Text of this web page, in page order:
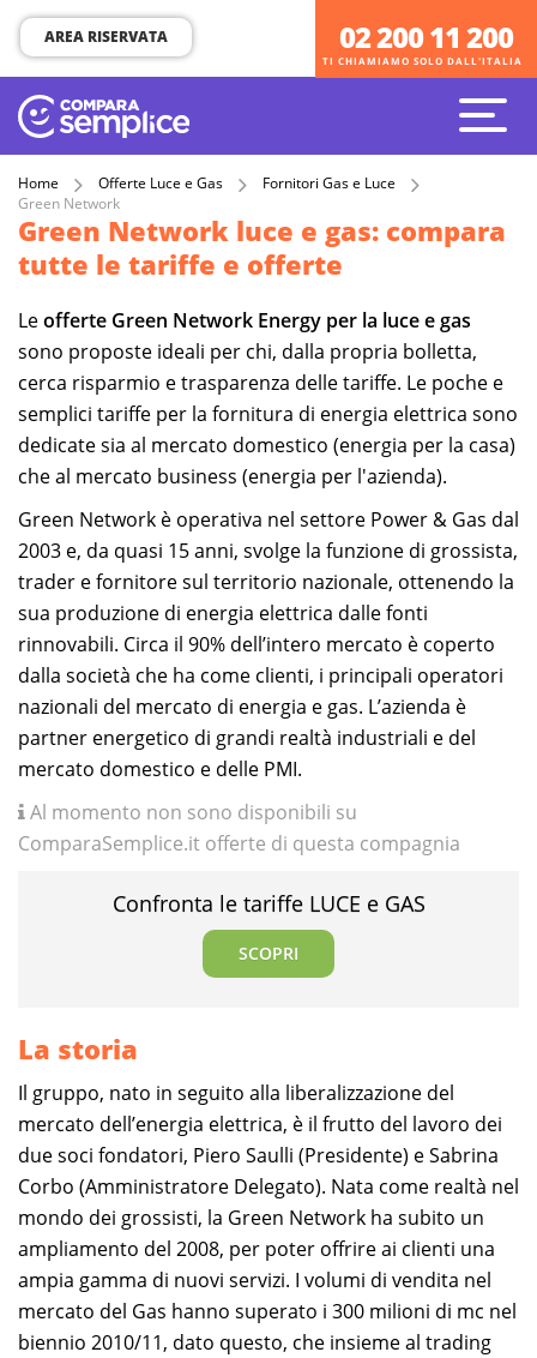
TI CHIAMIAMO SOLO DALL'ITALIA
02 200 11 200
AREA RISERVATA
Home Offerte Luce e Gas
Fornitori Gas e Luce
Green Network
Green Network luce e gas: compara
tutte le tariffe e offerte
Leofferte Green Network Energy per la luce e gas
sono proposte ideali per chi, dalla propria bolletta,
cerca risparmio e trasparenza delle tariffe. Le poche e
semplici tariffe per la fornitura di energia elettrica sono
dedicate sia al mercato domestico (energia per la casa)
che al mercato business (energia per l'azienda).
Green Network è operativa nel settore Power & Gas dal
2003 e, da quasi 15 anni, svolge la funzione di grossista,
trader e fornitore sul territorio nazionale, ottenendo la
sua produzione di energia elettrica dalle fonti
rinnovabili. Circa il 90% dell’intero mercato è coperto
dalla società che ha come clienti, i principali operatori
nazionali del mercato di energia e gas. L’azienda è
partner energetico di grandi realtà industriali e del
mercato domestico e delle PMI.
Al momento non sono disponibili su
ComparaSemplice.it offerte di questa compagnia
Confronta le tariffe LUCE e GAS
SCOPRI
La storia
Il gruppo, nato in seguito alla liberalizzazione del
mercato dell’energia elettrica, è il frutto del lavoro dei
due soci fondatori, Piero Saulli (Presidente) e Sabrina
Corbo (Amministratore Delegato). Nata come realtà nel
mondo dei grossisti, la Green Network ha subito un
ampliamento del 2008, per poter offrire ai clienti una
ampia gamma di nuovi servizi. I volumi di vendita nel
mercato del Gas hanno superato i 300 milioni di mc nel
biennio 2010/11, dato questo, che insieme al trading
TI CHIAMIAMO SOLO DALL'ITALIA
02 200 11 200